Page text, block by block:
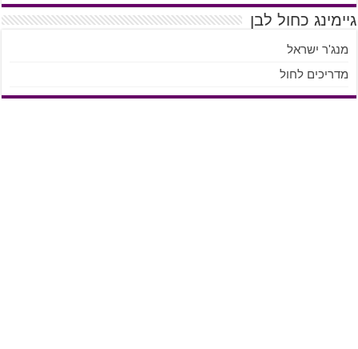
גיימינג כחול לבן
מנג'ר ישראל
מדריכים לחול